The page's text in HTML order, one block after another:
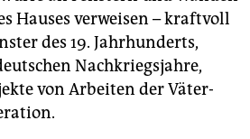
Hauses verweisen – kraftvoll
des 19. Jahrhunderts,
Nachkriegsjahre,
von Arbeiten der Väter-